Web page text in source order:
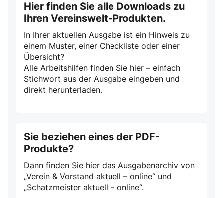
Hier finden Sie alle Downloads zu
Ihren Vereinswelt-Produkten.
In Ihrer aktuellen Ausgabe ist ein Hinweis zu
einem Muster, einer Checkliste oder einer
Übersicht?
Alle Arbeitshilfen finden Sie hier – einfach
Stichwort aus der Ausgabe eingeben und
direkt herunterladen.
Sie beziehen eines der PDF-
Produkte?
Dann finden Sie hier das Ausgabenarchiv von
„Verein & Vorstand aktuell – online“ und
„Schatzmeister aktuell – online“.